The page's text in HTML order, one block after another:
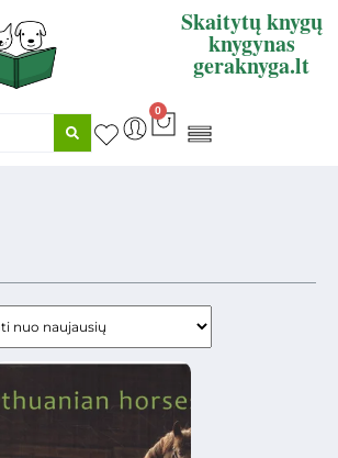
Skaitytų knygų
knygynas
geraknyga.lt
0